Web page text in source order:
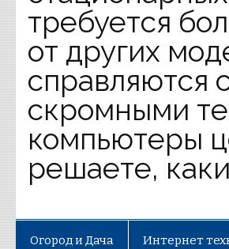
требуется
от других
справляются
скромными
компьютеры
решаете,
Огород и Дача Интернет